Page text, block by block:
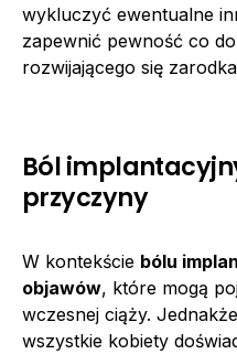
wykluczyć ewentualne
zapewnić pewność co
rozwijającego się
Ból
przyczyny
W kontekście bólu
objawów, które mogą
wczesnej ciąży.
wszystkie kobiety